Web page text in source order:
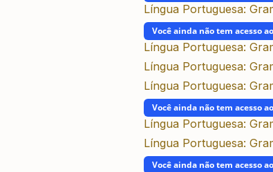
Língua Portuguesa:
Você ainda não tem acesso
Língua Portuguesa:
Língua Portuguesa:
Língua Portuguesa:
Você ainda não tem acesso
Língua Portuguesa:
Língua Portuguesa:
Você ainda não tem acesso